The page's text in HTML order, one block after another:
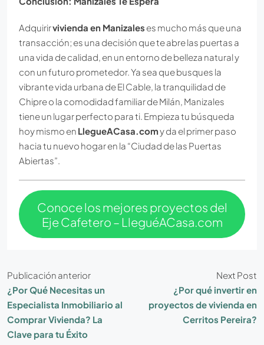
Adquirirvivienda en Manizales es mucho más que una
transacción; es una decisión que te abre las puertas a
una vida de calidad, en un entorno de belleza natural y
con un futuro prometedor. Ya sea que busques la
vibrante vida urbana de El Cable, la tranquilidad de
Chipre o la comodidad familiar de Milán, Manizales
tiene un lugar perfecto para ti. Empieza tu búsqueda
hoy mismo en LlegueACasa.comy da el primer paso
hacia tu nuevo hogar en la “Ciudad de las Puertas
Abiertas”.
Conoce los mejores proyectos del
Eje Cafetero – LleguéACasa.com
Publicación anterior
¿Por Qué Necesitas un
Especialista Inmobiliario al
Comprar Vivienda? La
Clave para tu Éxito
Next Post
¿Por qué invertir en
proyectos de vivienda en
Cerritos Pereira?